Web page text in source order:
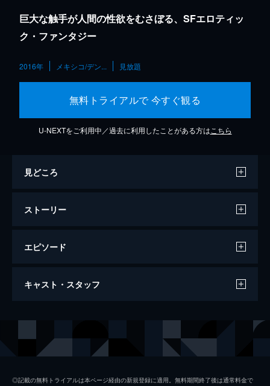
巨大な触手が人間の性欲をむさぼる、SFエロティッ
ク・ファンタジー
2016年 メキシコ/デン... 見放題
無料トライアルで 今すぐ観る
U-NEXTをご利用中／過去に利用したことがある方は こちら
見どころ
ストーリー
エピソード
触手
キャスト・スタッフ
ヴェロニカ シモーネ・ブッチョ
◎記載の無料トライアルは本ページ経由の新規登録に適用。無料期間終了後は通常料金で